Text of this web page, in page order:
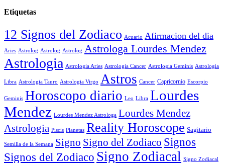
Etiquetas
12 Signos del Zodiaco Acuario Afirmacion del dia
Aries Astrolog Astrolog Astrolog Astrologa Lourdes Mendez
Astrologia Astrologia Aries Astrologia Cancer Astrologia Geminis Astrologia
Libra Astrologia Tauro Astrologia Virgo Astros Cancer Capricornio Escorpio
Geminis Horoscopo diario Leo Libra Lourdes
Mendez Lourdes Mendez Astrologa Lourdes Mendez
Astrologia Piscis Planetas Reality Horoscope Sagitario
Semilla de la Semana Signo Signo del Zodiaco Signos
Signos del Zodiaco Signo Zodiacal Signo Zodiacal